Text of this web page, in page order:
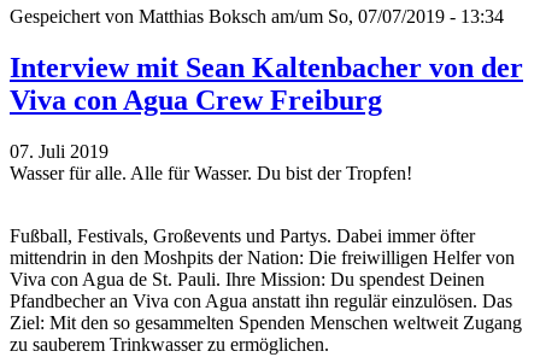
Gespeichert von Matthias Boksch am/um So, 07/07/2019 - 13:34
Interview mit Sean Kaltenbacher von der
Viva con Agua Crew Freiburg
07. Juli 2019
Wasser für alle. Alle für Wasser. Du bist der Tropfen!
Fußball, Festivals, Großevents und Partys. Dabei immer öfter
mittendrin in den Moshpits der Nation: Die freiwilligen Helfer von
Viva con Agua de St. Pauli. Ihre Mission: Du spendest Deinen
Pfandbecher an Viva con Agua anstatt ihn regulär einzulösen. Das
Ziel: Mit den so gesammelten Spenden Menschen weltweit Zugang
zu sauberem Trinkwasser zu ermöglichen.